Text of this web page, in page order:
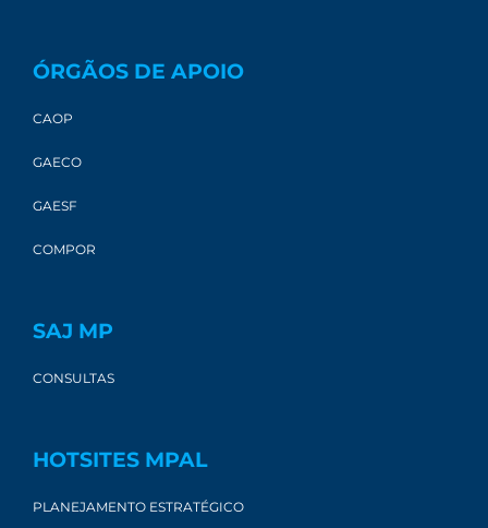
ÓRGÃOS DE APOIO
CAOP
GAECO
GAESF
COMPOR
SAJ MP
CONSULTAS
HOTSITES MPAL
PLANEJAMENTO ESTRATÉGICO